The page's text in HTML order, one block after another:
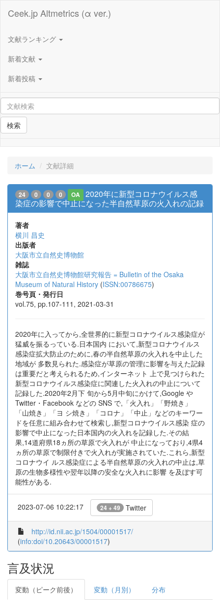
Ceek.jp Altmetrics (α ver.)
文献ランキング
新着文献
新着投稿
検索
ホーム 文献詳細
24 0 0 0 OA
2020年に新型コロナウイルス感
染症の影響で中止になった半自然草原の火入れの記録
著者
横川 昌史
出版者
大阪市立自然史博物館
雑誌
大阪市立自然史博物館研究報告 = Bulletin of the Osaka
Museum of Natural History (ISSN:00786675)
巻号頁・発行日
vol.75, pp.107-111, 2021-03-31
2020年に入ってから,全世界的に新型コロナウイルス感染症が
猛威を振るっている.日本国内 において,新型コロナウイルス
感染症拡大防止のために,春の半自然草原の火入れを中止した
地域が 多数見られた.感染症が草原の管理に影響を与えた記録
は重要だと考えられるため,インターネット 上で見つけられた
新型コロナウイルス感染症に関連した火入れの中止について
記録した.2020年2月下 旬から5月中旬にかけて,Google や
Twitter・Facebook などの SNS で,「火入れ」「野焼き」
「山焼き」「ヨ シ焼き」「コロナ」「中止」などのキーワー
ドを任意に組み合わせて検索し,新型コロナウイルス感染 症の
影響で中止になった日本国内の火入れを記録した.その結
果,14道府県18ヵ所の草原で火入れが 中止になっており,4県4
ヵ所の草原で制限付きで火入れが実施されていた.これら,新型
コロナウイ ルス感染症による半自然草原の火入れの中止は,草
原の生物多様性や翌年以降の安全な火入れに影響 を及ぼす可
能性がある.
2023-07-06 10:22:17 24 + 49 Twitter
http://id.nii.ac.jp/1504/00001517/
(info:doi/10.20643/00001517)
言及状況
変動（ピーク前後） 変動（月別） 分布